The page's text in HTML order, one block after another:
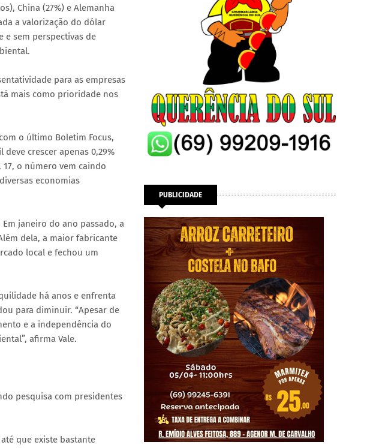
China (27%) e Alemanha
a valorização do dólar
sem perspectivas de
para as empresas
mais como prioridade nos
o último Boletim Focus,
crescer apenas 0,29%
o número vem caindo
economias
janeiro do ano passado, a
dela, a maior fabricante
local e fechou um
há anos e enfrenta
para diminuir. “Apesar de
e a independência do
afirma Vale.
pesquisa com presidentes
que existe bastante
PUBLICIDADE